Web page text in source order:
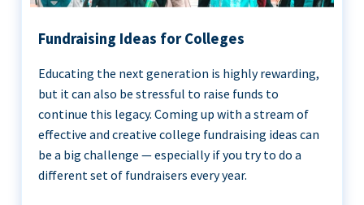
Fundraising Ideas for Colleges
Educating the next generation is highly rewarding,
but it can also be stressful to raise funds to
continue this legacy. Coming up with a stream of
effective and creative college fundraising ideas can
be a big challenge — especially if you try to do a
different set of fundraisers every year.